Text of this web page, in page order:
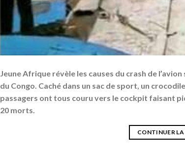
Jeune Afrique révèle les causes du crash de
du Congo. Caché dans un sac de sport, un
passagers ont tous couru vers le cockpit faisant
20 morts.
CONTINUER